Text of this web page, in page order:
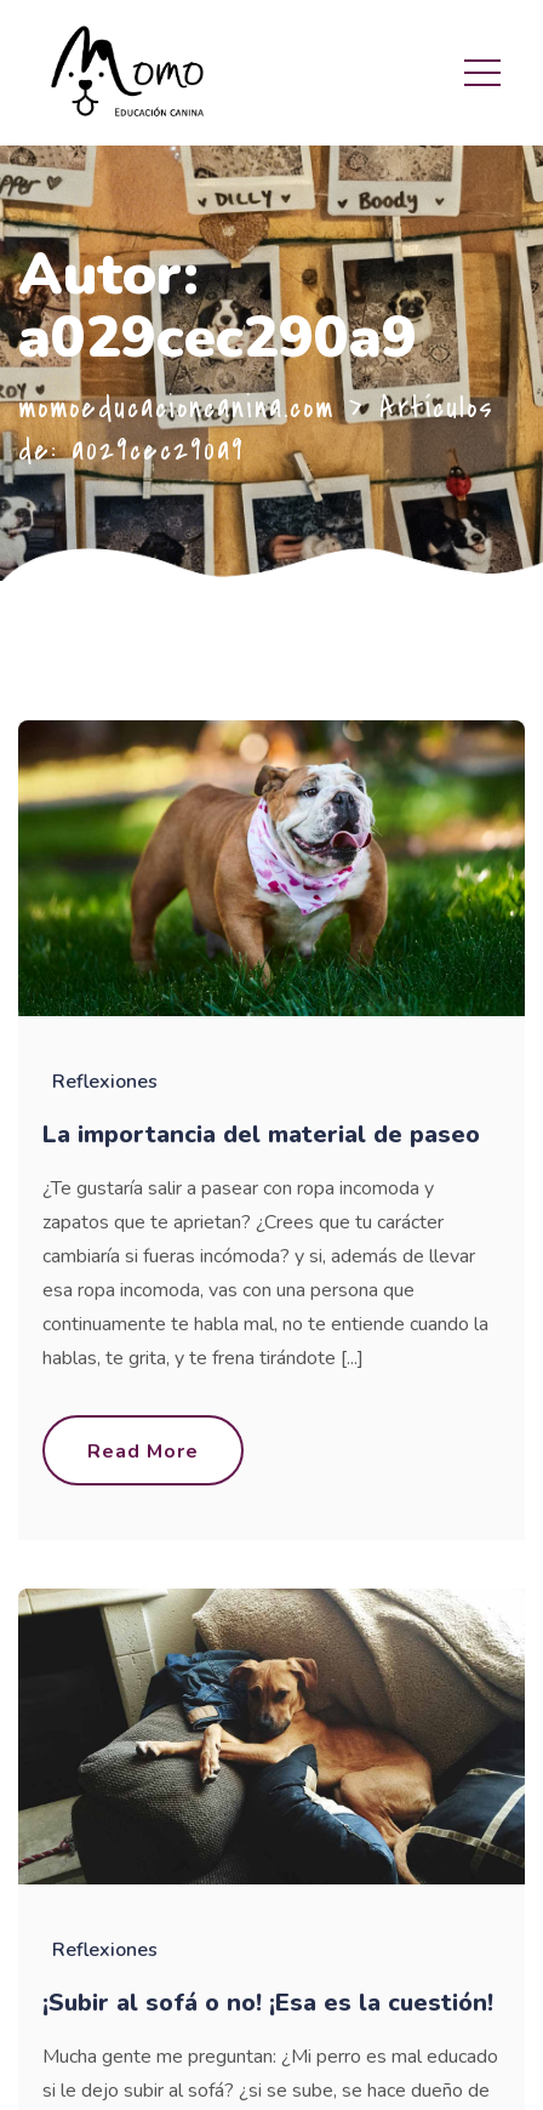
Autor:
a029cec290a9
momoeducacioncanina.com> Artículos
de: a029cec290a9
Reflexiones
La importancia del material de paseo
¿Te gustaría salir a pasear con ropa incomoda y
zapatos que te aprietan? ¿Crees que tu carácter
cambiaría si fueras incómoda? y si, además de llevar
esa ropa incomoda, vas con una persona que
continuamente te habla mal, no te entiende cuando la
hablas, te grita, y te frena tirándote [...]
Read More
Reflexiones
¡Subir al sofá o no! ¡Esa es la cuestión!
Mucha gente me preguntan: ¿Mi perro es mal educado
si le dejo subir al sofá? ¿si se sube, se hace dueño de